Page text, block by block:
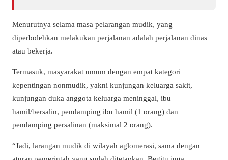
Menurutnya selama masa pelarangan mudik, yang
diperbolehkan melakukan perjalanan adalah perjalanan dinas
atau bekerja.
Termasuk, masyarakat umum dengan empat kategori
kepentingan nonmudik, yakni kunjungan keluarga sakit,
kunjungan duka anggota keluarga meninggal, ibu
hamil/bersalin, pendamping ibu hamil (1 orang) dan
pendamping persalinan (maksimal 2 orang).
“Jadi, larangan mudik di wilayah aglomerasi, sama dengan